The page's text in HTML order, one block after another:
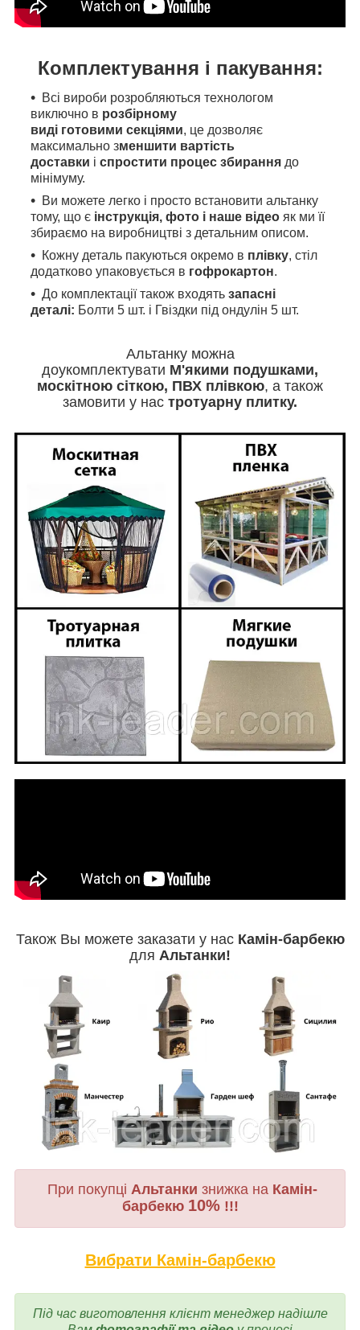
Комплектування і пакування:
Всі вироби розробляються технологом
виключно в розбірному
виді готовими секціями, це дозволяє
максимально зменшити вартість
доставки і спростити процес збирання до
мінімуму.
Ви можете легко і просто встановити альтанку
тому, що є інструкція, фото і наше відео як ми її
збираємо на виробництві з детальним описом.
Кожну деталь пакуються окремо в плівку, стіл
додатково упаковується в гофрокартон.
До комплектації також входять запасні
деталі: Болти 5 шт. і Гвіздки під ондулін 5 шт.
Альтанку можна
доукомплектувати М'якими подушками,
москітною сіткою, ПВХ плівкою, а також
замовити у нас тротуарну плитку.
Також Вы можете заказати у нас Камін-барбекю
для Альтанки!
При покупці Альтанки знижка на Камін-
барбекю 10%!!!
Вибрати Камін-барбекю
Під час виготовлення клієнт менеджер надішле